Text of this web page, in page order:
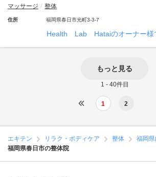
マッサージ 整体
住所 福岡県春日市光町3-3-7
Health Lab Hataiのオーナー様
もっと見る
1 - 40件目
1 2
エキテン リラク・ボディケア 整体
福岡
福岡県春日市の整体院